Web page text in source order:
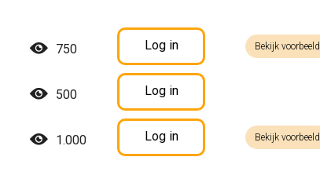
750 Log in Bekijk voorbeeld
500 Log in
1.000 Log in Bekijk voorbeeld